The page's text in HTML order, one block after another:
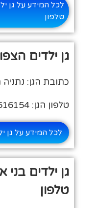
טלפון
גן ילדים
כתובת הגן: נתניה
טלפון הגן: 09-8616154
לכל המידע על גן
גן ילדים
טלפון